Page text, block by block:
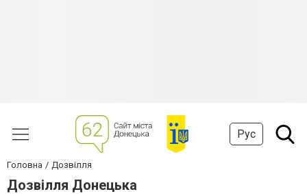
Рус
Головна Дозвілля
Дозвілля Донецька